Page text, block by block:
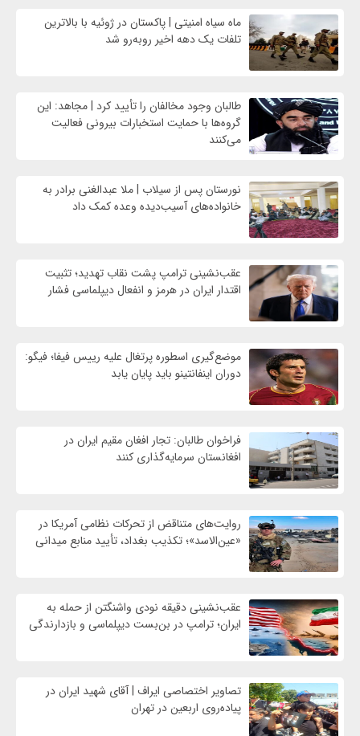
ماه سیاه امنیتی | پاکستان در ژوئیه با بالاترین
تلفات یک دهه اخیر روبه‌رو شد
طالبان وجود مخالفان را تأیید کرد | مجاهد: این
گروه‌ها با حمایت استخبارات بیرونی فعالیت
می‌کنند
نورستان پس از سیلاب | ملا عبدالغنی برادر به
خانواده‌های آسیب‌دیده وعده کمک داد
عقب‌نشینی ترامپ پشت نقاب تهدید؛ تثبیت
اقتدار ایران در هرمز و انفعال دیپلماسی فشار
موضع‌گیری اسطوره پرتغال علیه رییس فیفا؛ فیگو:
دوران اینفانتینو باید پایان یابد
فراخوان طالبان: تجار افغان مقیم ایران در
افغانستان سرمایه‌گذاری کنند
روایت‌های متناقض از تحرکات نظامی آمریکا در
«عین‌الاسد»؛ تکذیب بغداد، تأیید منابع میدانی
عقب‌نشینی دقیقه نودی واشنگتن از حمله به
ایران؛ ترامپ در بن‌بست دیپلماسی و بازدارندگی
تصاویر اختصاصی ایراف | آقای شهید ایران در
پیاده‌روی اربعین در تهران